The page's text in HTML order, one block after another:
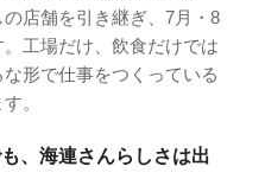
店舗を引き継ぎ、7月・8
工場だけ、飲食だけでは
形で仕事をつくっている
。
、海連さんらしさは出